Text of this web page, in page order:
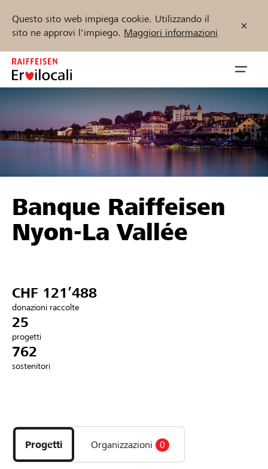
Questo sito web impiega cookie. Utilizzando il
sito ne approvi l'impiego. Maggiori informazioni
Zum
Inhalt
springen
öffnen
Sostenere
Aiuto & supporto
Collegarsi
Trova progetti e organizzazioni
Inizia ora
DE FR IT
Banque Raiffeisen
Nyon-La Vallée
CHF 121’488
donazioni raccolte
25
progetti
762
sostenitori
i
progetti
e
Progetti Organizzazioni 0